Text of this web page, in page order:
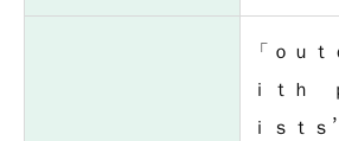
「ｏｕ
ｉｔｈ
ｉｓｔ